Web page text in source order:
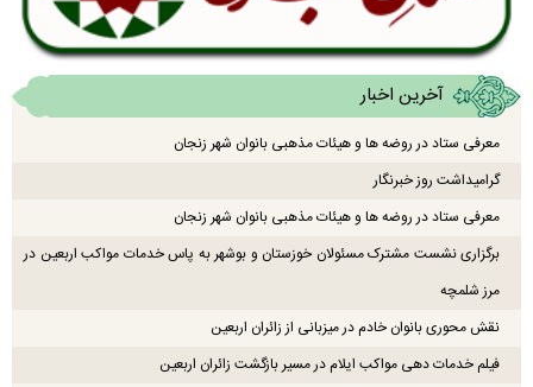
آخرین اخبار
معرفی ستاد در روضه ها و هیئات مذهبی بانوان شهر زنجان
گرامیداشت روز خبرنگار
معرفی ستاد در روضه ها و هیئات مذهبی بانوان شهر زنجان
برگزاری نشست مشترک مسئولان خوزستان و بوشهر به پاس خدمات مواکب اربعین در
مرز شلمچه
نقش محوری بانوان خادم در میزبانی از زائران اربعین
فیلم خدمات دهی مواکب ایلام در مسیر بازگشت زائران اربعین